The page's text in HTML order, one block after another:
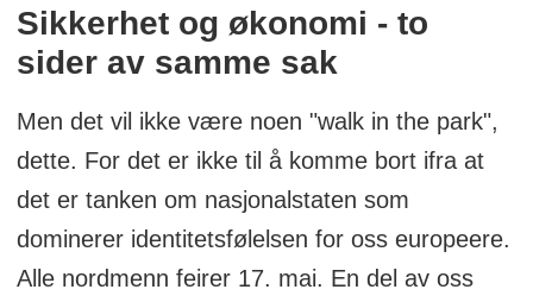
Sikkerhet og økonomi - to
sider av samme sak
Men det vil ikke være noen "walk in the park",
dette. For det er ikke til å komme bort ifra at
det er tanken om nasjonalstaten som
dominerer identitetsfølelsen for oss europeere.
Alle nordmenn feirer 17. mai. En del av oss